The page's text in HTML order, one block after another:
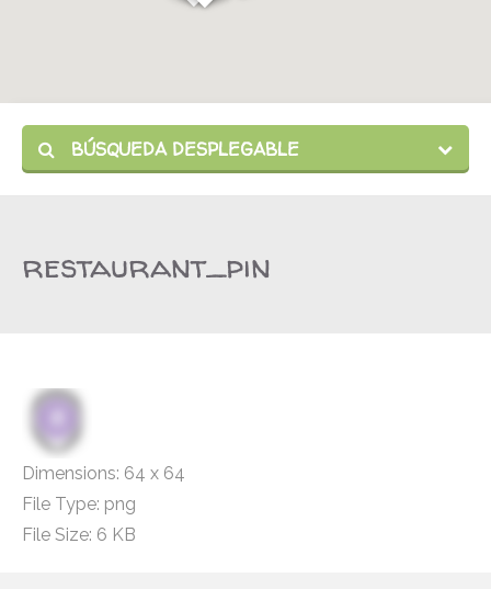
BÚSQUEDA DESPLEGABLE
restaurant_pin
Dimensions: 64 x 64
File Type: png
File Size: 6 KB